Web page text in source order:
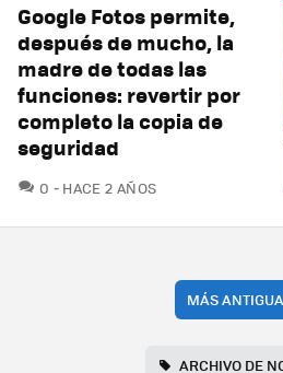
Google Fotos permite,
después de mucho, la
madre de todas las
funciones: revertir por
completo la copia de
seguridad
0 COMENTARIOS
HACE 2 AÑOS
MÁS
ARCHIVO DE